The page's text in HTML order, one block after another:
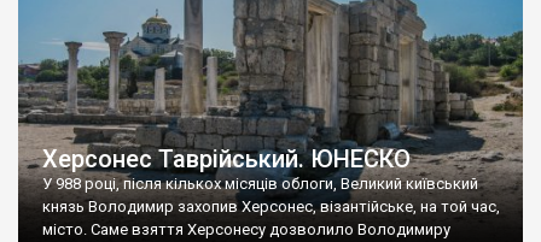
Херсонес Таврійський. ЮНЕСКО
У 988 році, після кількох місяців облоги, Великий київський
князь Володимир захопив Херсонес, візантійське, на той час,
місто. Саме взяття Херсонесу дозволило Володимиру